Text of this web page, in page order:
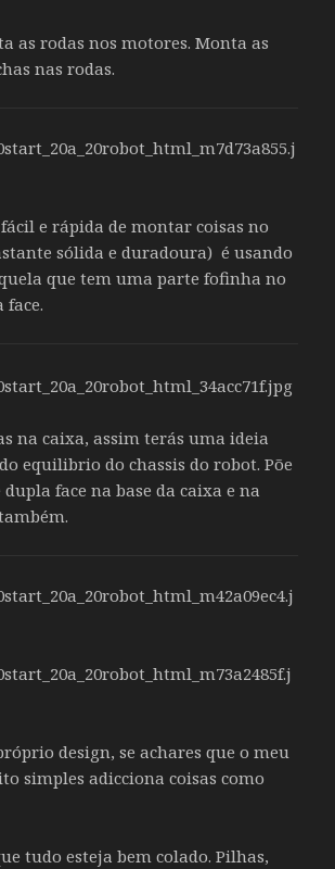
as rodas nos motores. Monta as
nas rodas.
e rápida de montar coisas no
sólida e duradoura) é usando
que tem uma parte fofinha no
face.
na caixa, assim terás uma ideia
equilibrio do chassis do robot. Põe
face na base da caixa e na
design, se achares que o meu
simples adicciona coisas como
tudo esteja bem colado. Pilhas,